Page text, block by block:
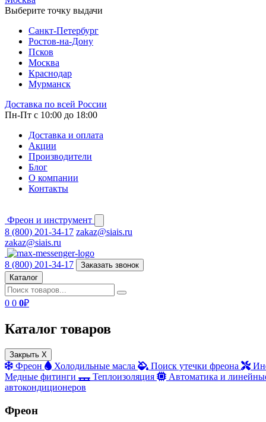
Выберите точку выдачи
Cанкт-Петербург
Ростов-на-Дону
Псков
Москва
Краснодар
Мурманск
Доставка по всей России
Пн-Пт с 10:00 до 18:00
Доставка и оплата
Акции
Производители
Блог
О компании
Контакты
Фреон и инструмент
8 (800) 201-34-17 zakaz@siais.ru
zakaz@siais.ru
8 (800) 201-34-17
Заказать звонок
Каталог
0 0 0₽
Каталог товаров
Закрыть X
Фреон Холодильные масла Поиск утечки фреона
Медные фитинги
Теплоизоляция Автоматика и
автокондиционеров
Фреон